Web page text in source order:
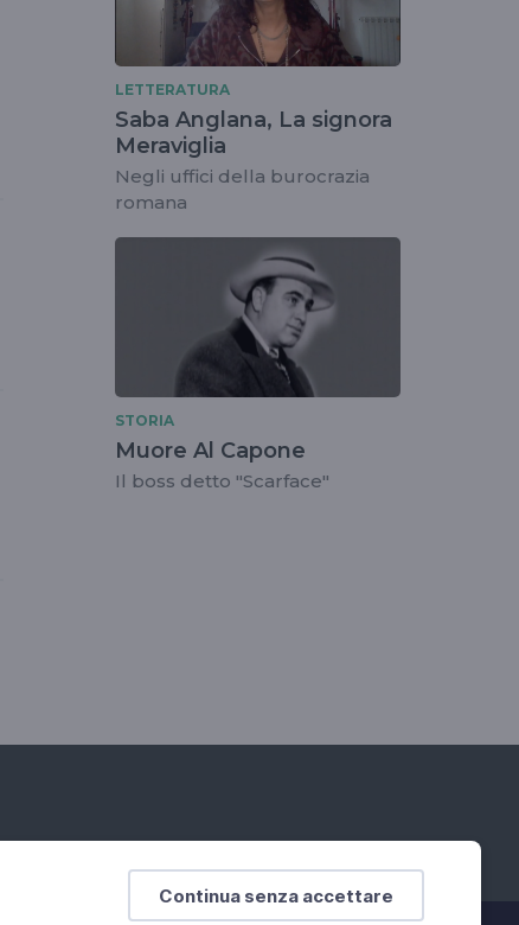
Continua senza accettare
LETTERATURA
Saba Anglana, La signora
Meraviglia
Negli uffici della burocrazia
romana
STORIA
Muore Al Capone
Il boss detto "Scarface"